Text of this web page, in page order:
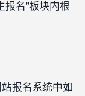
名”板块内根
报名系统中如